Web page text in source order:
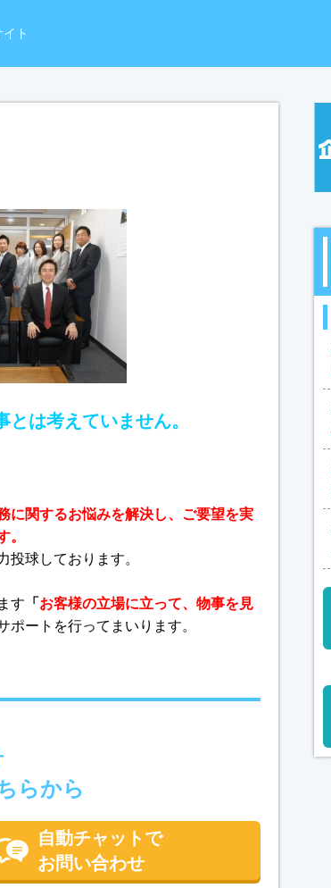
ト
は考えていません。
に関するお悩みを解決し、ご要望を実
。
球しております。
す 「 お客様の立場に立って、物事を見
ポートを行ってまいります。
らから
自動チャットで
お問い合わせ